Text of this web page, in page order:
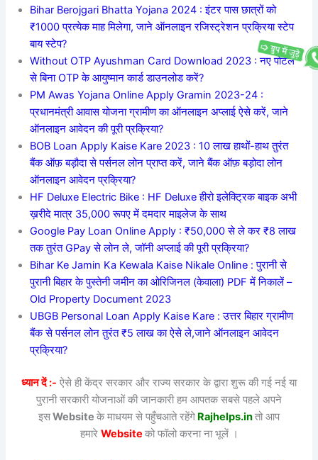
Bihar Berojgari Bhatta Yojana 2024 : इंटर पास छात्रों को
₹1000 प्रत्येक माह मिलेगा, जाने ऑनलाइन रजिस्ट्रेशन प्रक्रिया स्टेप
बाय स्टेप?
Without OTP Ayushman Card Download 2023 : नए पोर्टल
से बिना OTP के आयुष्मान कार्ड डाउनलोड करें?
PM Awas Yojana Online Apply Gramin 2023-24 :
प्रधानमंत्री आवास योजना ग्रामीण का ऑनलाइन अप्लाई ऐसे करें, जाने
ऑनलाइन आवेदन की पूरी प्रक्रिया?
BOB Loan Apply Kaise Kare 2023 : 10 लाख हाथों-हाथ तुरंत
बैंक ऑफ़ बड़ौदा से पर्सनल लोन प्राप्त करें, जाने बैंक ऑफ़ बड़ोदा लोन
ऑनलाइन आवेदन प्रक्रिया?
HF Deluxe Electric Bike : HF Deluxe हीरो इलेक्ट्रिक बाइक अभी
ख़रीदे मात्र 35,000 रूपए में दमदार माइलेज के साथ
Google Pay Loan Online Apply : ₹50,000 से ले कर ₹8 लाख
तक तुरंत GPay से लोन ले, जॉनी अप्लाई की पूरी प्रक्रिया?
Bihar Ke Jamin Ka Kewala Kaise Nikale Online : पुरानी से
पुरानी बिहार के पुस्तेनी जमीन का ओरिजिनल (केवाला) PDF में निकालें –
Old Property Document 2023
UBGB Personal Loan Apply Kaise Kare : उत्तर बिहार ग्रामीण
बैंक से पर्सनल लोन तुरंत ₹5 लाख का ऐसे ले,जाने ऑनलाइन आवेदन
प्रक्रिया?
ध्यान दें :- ऐसे ही केंद्र सरकार और राज्य सरकार के द्वारा शुरू की गई नई या
पुरानी सरकारी योजनाओं की जानकारी हम आपतक सबसे पहले अपने
इसWebsite के माधयम से पहुँचआते रहेंगे Rajhelps.inतो आप
हमारे Website को फॉलो करना ना भूलें ।